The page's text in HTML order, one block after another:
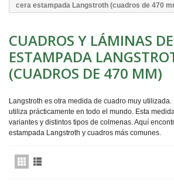
cera estampada Langstroth (cuadros de 470
CUADROS Y LÁMINAS
ESTAMPADA
(CUADROS DE 470 MM)
Langstroth es otra medida de cuadro muy
utiliza prácticamente en todo el mundo. Esta
variantes y distintos tipos de colmenas. Aquí
estampada Langstroth y cuadros más comunes.